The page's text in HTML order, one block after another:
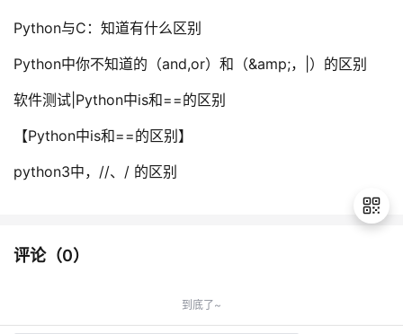
Python与C：知道有什么区别
Python中你不知道的（and,or）和（&amp;，|）的区别
软件测试|Python中is和==的区别
【Python中is和==的区别】
python3中，//、/ 的区别
评论（0）
到底了~